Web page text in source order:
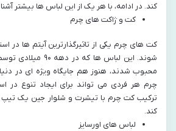
کند. در ادامه، با هر یک از این لباس‌ ها بیشتر
کت‌ و ژاکت‌ های چرم
کت‌ های چرم یکی از تاثیرگذارترین آیتم‌ ها در
شوند. این لباس‌ ها
محبوب شدند، هنوز هم جایگاه ویژه‌ ای در
چرم هر فردی می‌ تواند برای ایجاد تنوع در
ترکیب کت چرم با تیشرت و شلوار جین یک
کند.
لباس‌ های اورسایز